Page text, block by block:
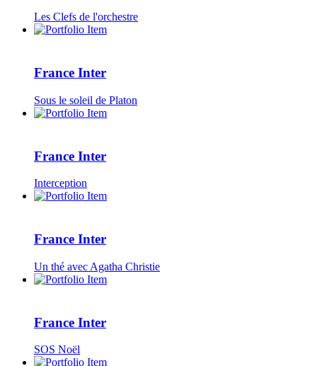
Les Clefs de l'orchestre
France Inter
Sous le soleil de Platon
France Inter
Interception
France Inter
Un thé avec Agatha Christie
France Inter
SOS Noël